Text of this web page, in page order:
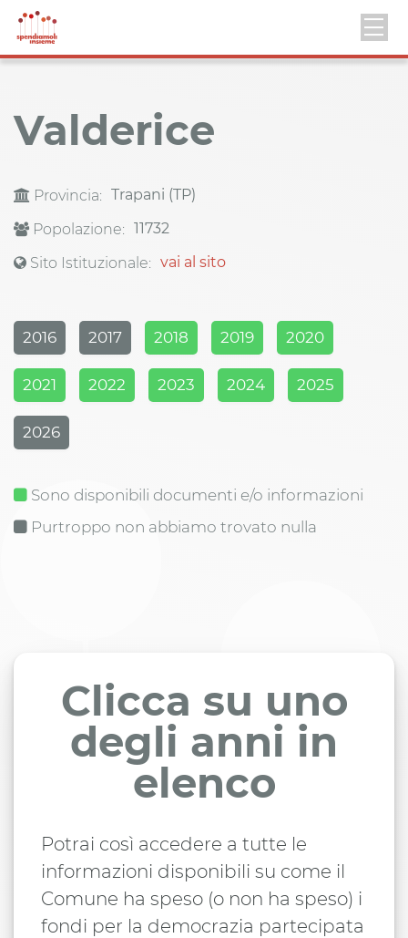
Valderice
Provincia: Trapani (TP)
Popolazione: 11732
Sito Istituzionale: vai al sito
2016 2017 2018 2019 2020
2021 2022 2023 2024 2025
2026
Sono disponibili documenti e/o informazioni
Purtroppo non abbiamo trovato nulla
Clicca su uno
degli anni in
elenco
Potrai così accedere a tutte le
informazioni disponibili su come il
Comune ha speso (o non ha speso) i
fondi per la democrazia partecipata